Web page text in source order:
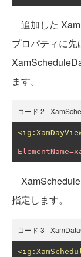
追加した
プロパティに先
ます。
コード 2 -
指定します。
コード 3 -